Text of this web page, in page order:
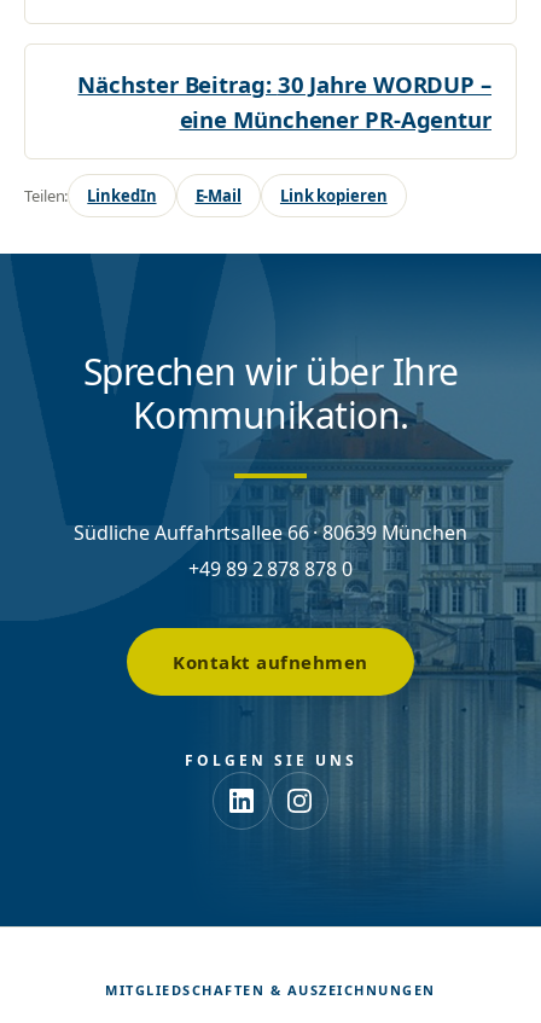
Nächster Beitrag: 30 Jahre WORDUP –
eine Münchener PR-Agentur
Teilen: LinkedIn E-Mail Link kopieren
Sprechen wir über Ihre
Kommunikation.
Südliche Auffahrtsallee 66 · 80639 München
+49 89 2 878 878 0
Kontakt aufnehmen
FOLGEN SIE UNS
MITGLIEDSCHAFTEN & AUSZEICHNUNGEN